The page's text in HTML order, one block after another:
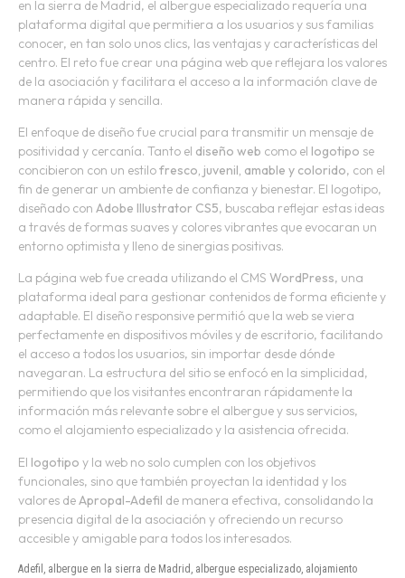
en la sierra de Madrid, el albergue especializado requería una
plataforma digital que permitiera a los usuarios y sus familias
conocer, en tan solo unos clics, las ventajas y características del
centro. El reto fue crear una página web que reflejara los valores
de la asociación y facilitara el acceso a la información clave de
manera rápida y sencilla.
El enfoque de diseño fue crucial para transmitir un mensaje de
positividad y cercanía. Tanto el diseño web como el logotipo se
concibieron con un estilofresco, juvenil, amable y colorido, con el
fin de generar un ambiente de confianza y bienestar. El logotipo,
diseñado con Adobe Illustrator CS5, buscaba reflejar estas ideas
a través de formas suaves y colores vibrantes que evocaran un
entorno optimista y lleno de sinergias positivas.
La página web fue creada utilizando el CMS WordPress, una
plataforma ideal para gestionar contenidos de forma eficiente y
adaptable. El diseño responsive permitió que la web se viera
perfectamente en dispositivos móviles y de escritorio, facilitando
el acceso a todos los usuarios, sin importar desde dónde
navegaran. La estructura del sitio se enfocó en la simplicidad,
permitiendo que los visitantes encontraran rápidamente la
información más relevante sobre el albergue y sus servicios,
como el alojamiento especializado y la asistencia ofrecida.
El logotipo y la web no solo cumplen con los objetivos
funcionales, sino que también proyectan la identidad y los
valores deApropal-Adefil de manera efectiva, consolidando la
presencia digital de la asociación y ofreciendo un recurso
accesible y amigable para todos los interesados.
Adefil , albergue en la sierra de Madrid , albergue especializado, alojamiento